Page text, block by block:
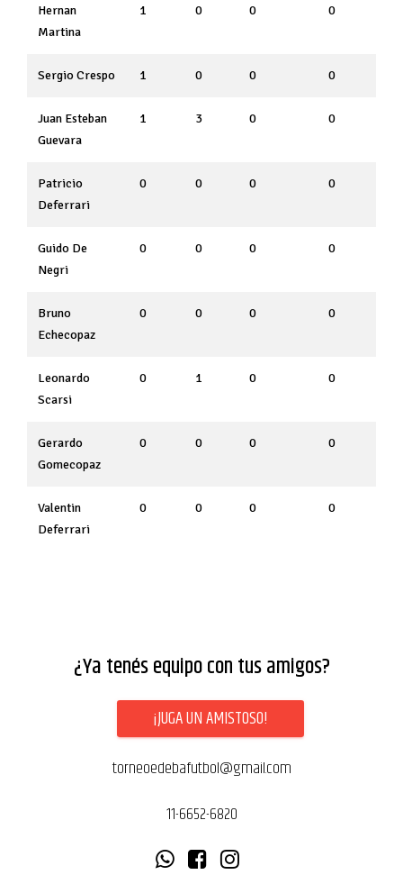
Hernan
Martina
1 0 0 0
Sergio Crespo 1 0 0 0
Juan Esteban
Guevara
1 3 0 0
Patricio
Deferrari
0 0 0 0
Guido De
Negri
0 0 0 0
Bruno
Echecopaz
0 0 0 0
Leonardo
Scarsi
0 1 0 0
Gerardo
Gomecopaz
0 0 0 0
Valentin
Deferrari
0 0 0 0
¿Ya tenés equipo con tus amigos?
¡JUGA UN AMISTOSO!
torneoedebafutbol@gmail.com
11-6652-6820